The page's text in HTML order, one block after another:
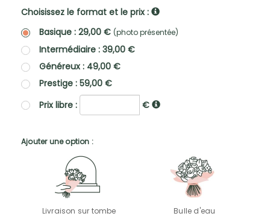
Choisissez le format et le prix :
Basique : 29,00 € (photo présentée)
Intermédiaire : 39,00 €
Généreux : 49,00 €
Prestige : 59,00 €
Prix libre :
€
Ajouter une option :
Livraison sur tombe
Bulle d'eau